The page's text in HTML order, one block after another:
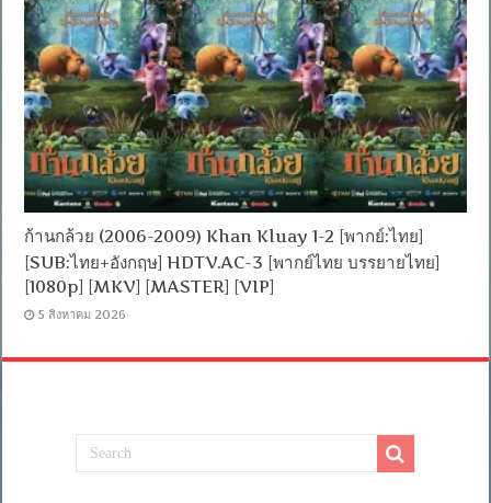
ก้านกล้วย (2006-2009) Khan Kluay 1-2 [พากย์:ไทย]
[SUB:ไทย+อังกฤษ] HDTV.AC-3 [พากย์ไทย บรรยายไทย]
[1080p] [MKV] [MASTER] [VIP]
5 สิงหาคม 2026